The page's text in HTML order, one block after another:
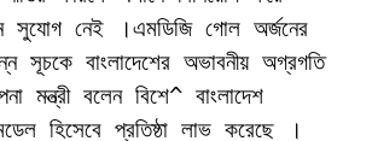
সুযোগ নেই ।এমডিজি গোল অর্জনের
সূচকে বাংলাদেশের অভাবনীয় অগ্রগতি
মন্ত্রী বলেন বিশে^ বাংলাদেশ
হিসেবে প্রতিষ্ঠা লাভ করেছে ।